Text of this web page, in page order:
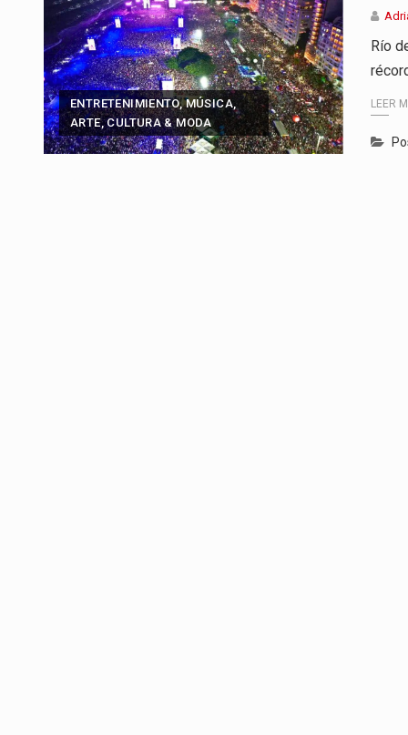
ENTRETENIMIENTO, MÚSICA,
ARTE, CULTURA & MODA
Río
LEER